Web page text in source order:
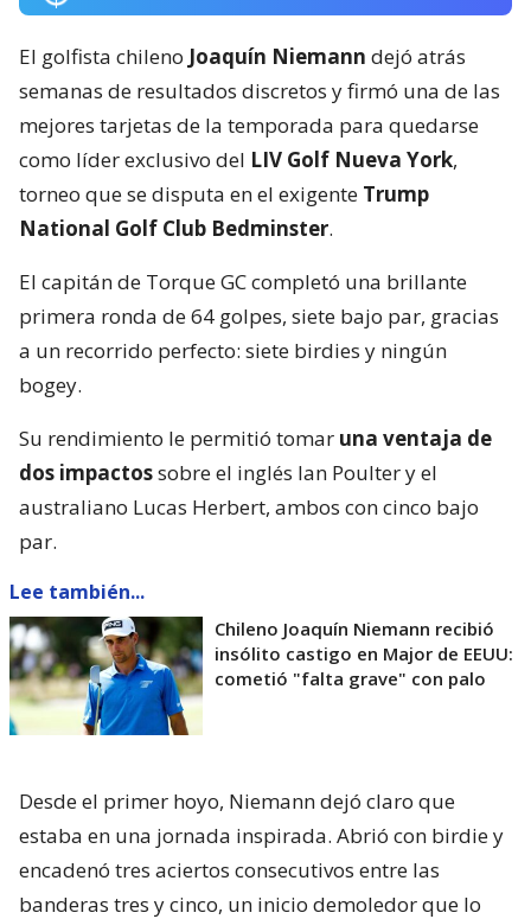
El golfista chileno Joaquín Niemann dejó atrás
semanas de resultados discretos y firmó una de las
mejores tarjetas de la temporada para quedarse
como líder exclusivo del LIV Golf Nueva York,
torneo que se disputa en el exigente Trump
National Golf Club Bedminster.
El capitán de Torque GC completó una brillante
primera ronda de 64 golpes, siete bajo par, gracias
a un recorrido perfecto: siete birdies y ningún
bogey.
Su rendimiento le permitió tomar una ventaja de
dos impactossobre el inglés Ian Poulter y el
australiano Lucas Herbert, ambos con cinco bajo
par.
Lee también...
Chileno Joaquín Niemann recibió
insólito castigo en Major de EEUU:
cometió "falta grave" con palo
Desde el primer hoyo, Niemann dejó claro que
estaba en una jornada inspirada. Abrió con birdie y
encadenó tres aciertos consecutivos entre las
banderas tres y cinco, un inicio demoledor que lo